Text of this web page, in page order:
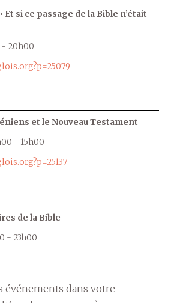
Et si ce passage de la Bible n’était
- 20h00
et le Nouveau Testament
- 15h00
de la Bible
- 23h00
événements dans votre